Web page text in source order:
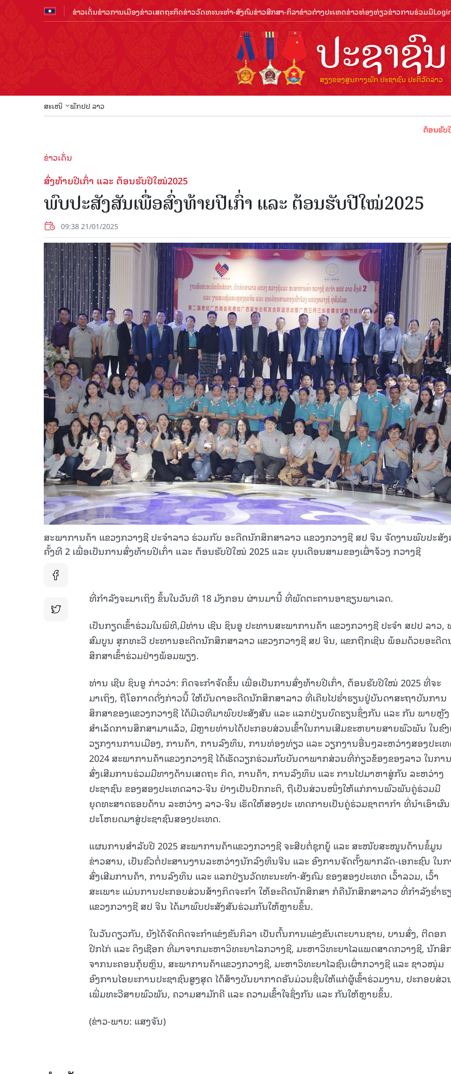
ຂ່າວເດັ່ນຂ່າວການເມືອງຂ່າວເສດຖະກິດຂ່າວວັດທະນະທຳ-ສັງຄົມຂ່າວສືກສາ-ກິລາຂ່າວຕ່າງປະເທດຂ່າວທ່ອງທ່ຽວຂ່າວການຮ່ວມມື
ສະເໜີ ພັກປປ ລາວ
ຕ້ອນຮັບປີທ່ອງທ່
ຂ່າວເດັ່ນ
ສົ່ງທ້າຍປີ​ເກົ່າ ແລະ ຕ້ອນຮັບປີ​ໃໝ່2025
ພົບປະສັງສັນເພື່ອ​ສົ່ງທ້າຍປີ​ເກົ່າ ແລະ ຕ້ອນຮັບປີ​ໃໝ່2025
09:38 21/01/2025
ສະພາການຄ້າ ແຂວງກວາງຊີ ປະຈໍາລາວ ຮ່ວມກັບ ອະດີດນັກສຶກສາລາວ ແຂວງກວາງຊີ ສປ ຈີນ ຈັດງານພົບປະສັ
ຄັ້ງທີ 2 ເພື່ອ​ເປັນການສົ່ງທ້າຍປີ​ເກົ່າ ແລະ ຕ້ອນຮັບປີ​ໃໝ່ 2025 ແລະ ບຸນເດືອນສາມຂອງເຜົ່າຈ້ວງ ກວາງຊີ
ທີ່ກຳລັງຈະມາເຖິງ ຂຶ້ນໃນວັນທີ 18 ມັງກອນ ຜ່ານມານີ້ ທີ່ພັດຕະຄານອາຊຽນພາເລດ.
ເປັນກຽດເຂົ້າຮ່ວມໃນພິທີ,ມີທ່ານ ເຊີນ ຊິນອູ ປະທານສະພາການຄ້າ ແຂວງກວາງຊີ ປະຈໍາ ສປປ ລາວ,
ສົມບູນ ສຸກທະວີ ປະທານອະດີດນັກສຶກສາລາວ ແຂວງກວາງຊີ ສປ ຈີນ, ແຂກຖືກເຊີນ ພ້ອມດ້ວຍອະດີ
ສຶກສາເຂົ້າຮ່ວມຢ່າງພ້ອມພຽງ.
ທ່ານ ເຊີນ ຊິນອູ ກ່າວວ່າ: ກິດຈະກຳຈັດຂຶ້ນ ເພື່ອເປັນການສົ່ງທ້າຍປີເກົ່າ, ຕ້ອນຮັບປີໃໝ່ 2025 ທີ່ຈະ
ມາເຖິງ, ຖືໂອກາດດັ່ງກ່າວນີ້ ໃຫ້ບັນດາອະດີດນັກສຶກສາລາວ ທີ່ເຄີຍໄປຮໍ່າຮຽນຢູ່ບັນດາສະຖາບັນການ
ສຶກສາຂອງແຂວງກວາງຊີ ໄດ້ມີເວທີມາພົບປະສັງສັນ ແລະ ແລກປ່ຽນບົດຮຽນຊຶ່ງກັນ ແລະ ກັນ ພາຍຫຼັງ
ສຳເລັດການສຶກສາມາແລ້ວ, ມີຫຼາຍທ່ານໄດ້ປະກອບສ່ວນເຂົ້າໃນການເສີມຂະຫຍາຍສາຍພົວພັນ ໃນຂົງ
ວຽກງານການເມືອງ, ການຄ້າ, ການລົງທຶນ, ການທ່ອງທ່ຽວ ແລະ ວຽກງານອື່ນໆລະຫວ່າງສອງປະເ
2024 ສະພາການຄ້າແຂວງກວາງຊີ ໄດ້ເຮັດວຽກຮ່ວມກັບບັນດາພາກສ່ວນທີ່ກ່ຽວຂ້ອງຂອງລາວ ໃນການ
ສົ່ງເສີມການຮ່ວມມືທາງດ້ານເສດຖະ ກິດ, ການຄ້າ, ການລົງທຶນ ແລະ ການໄປມາຫາສູ່ກັນ ລະຫວ່າງ
ປະຊາຊົນ ຂອງສອງປະເທດລາວ-ຈີນ ຢ່າງເປັນປົກກະຕິ, ຖືເປັນສ່ວນໜຶ່ງໃຫ້ແກ່ການພົວພັນຄູ່ຮ່ວມມື
ຍຸດທະສາດຮອບດ້ານ ລະຫວ່າງ ລາວ-ຈີນ ເຮັດໃຫ້ສອງປະ ເທດກາຍເປັນຄູ່ຮ່ວມຊາຕາກຳ ທີ່ນຳເອົາຜົນ
ປະໂຫຍດມາສູ່ປະຊາຊົນສອງປະເທດ.
ແຜນການສຳລັບປີ 2025 ສະພາການຄ້າແຂວງກວາງຊີ ຈະສືບຕໍ່ຊຸກຍູ້ ແລະ ສະໜັບສະໜູນດ້ານຂໍ້ມູນ
ຂ່າວສານ, ເປັນຂົວຕໍ່ປະສານງານລະຫວ່າງນັກລົງທຶນຈີນ ແລະ ອົງການຈັດຕັ້ງພາກລັດ-ເອກະຊົນ ໃນ
ສົ່ງເສີມການຄ້າ, ການລົງທຶນ ແລະ ແລກປ່ຽນວັດທະນະທໍາ-ສັງຄົມ ຂອງສອງປະເທດ ເວົ້າລວມ, ເວົ້າ
ສະເພາະ ແມ່ນການປະກອບສ່ວນສ້າງກິດຈະກຳ ໃຫ້ອະດີດນັກສຶກສາ ກໍຄືນັກສຶກສາລາວ ທີ່ກຳລັງຮໍ່າຮ
ແຂວງກວາງຊີ ສປ ຈີນ ໄດ້ມາພົບປະສັງສັນຮ່ວມກັນໃຫ້ຫຼາຍຂຶ້ນ.
ໃນວັນດຽວກັນ, ຍັງໄດ້ຈັດກິດຈະກຳແຂ່ງຂັນກິລາ ເປັນຕົ້ນການແຂ່ງຂັນເຕະບານຊາຍ, ບານສົ່ງ, ຕີດອກ
ປີກໄກ່ ແລະ ດຶງເຊືອກ ທີ່ມາຈາກມະຫາວິທະຍາໄລກວາງຊີ, ມະຫາວິທະຍາໄລແພດສາດກວາງຊີ, ນັກສຶ
ຈາກນະຄອນກຸ້ຍຫຼິນ, ສະພາການຄ້າແຂວງກວາງຊີ, ມະຫາວິທະຍາໄລຊົນເຜົ່າກວາງຊີ ແລະ ຊາວໜຸ່ມ
ອົງການໄອຍະການປະຊາຊົນສູງສຸດ ໄດ້ສ້າງບັນຍາກາດອັນມ່ວນຊື່ນໃຫ້ແກ່ຜູ້ເຂົ້າຮ່ວມງານ, ປະກອບສ່ວ
ເພີ່ມທະວີສາຍພົວພັນ, ຄວາມສາມັກຄີ ແລະ ຄວາມເຂົ້າໃຈຊຶ່ງກັນ ແລະ ກັນໃຫ້ຫຼາຍຂຶ້ນ.
(ຂ່າວ-ພາບ: ແສງຈັນ)
15.040(07-08-